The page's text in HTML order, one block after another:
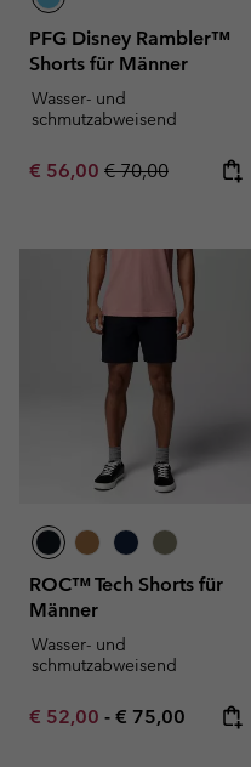
PFG Disney Rambler™
Shorts für Männer
Wasser- und
schmutzabweisend
Sale price:
€ 56,00 Regular price:
€ 70,00
ROC™ Tech Shorts für
Männer
Wasser- und
schmutzabweisend
Minimum sale price:
€ 52,00 - Maximum price:
€ 75,00